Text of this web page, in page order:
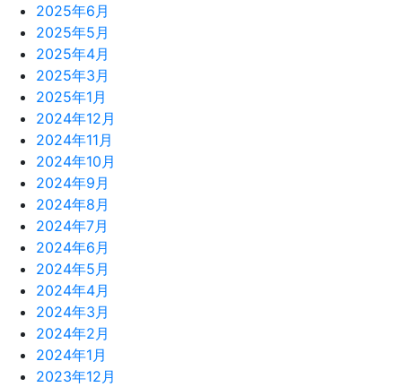
2025年6月
2025年5月
2025年4月
2025年3月
2025年1月
2024年12月
2024年11月
2024年10月
2024年9月
2024年8月
2024年7月
2024年6月
2024年5月
2024年4月
2024年3月
2024年2月
2024年1月
2023年12月